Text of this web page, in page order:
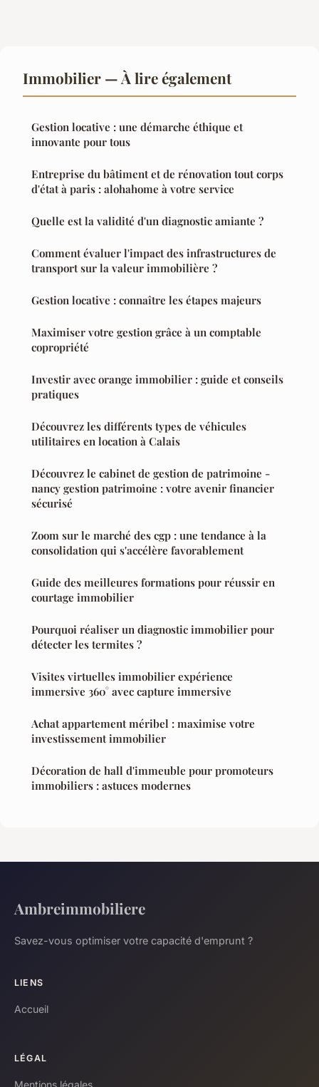
Immobilier — À lire également
Gestion locative : une démarche éthique et
innovante pour tous
Entreprise du bâtiment et de rénovation tout corps
d'état à paris : alohahome à votre service
Quelle est la validité d'un diagnostic amiante ?
Comment évaluer l'impact des infrastructures de
transport sur la valeur immobilière ?
Gestion locative : connaître les étapes majeurs
Maximiser votre gestion grâce à un comptable
copropriété
Investir avec orange immobilier : guide et conseils
pratiques
Découvrez les différents types de véhicules
utilitaires en location à Calais
Découvrez le cabinet de gestion de patrimoine -
nancy gestion patrimoine : votre avenir financier
sécurisé
Zoom sur le marché des cgp : une tendance à la
consolidation qui s'accélère favorablement
Guide des meilleures formations pour réussir en
courtage immobilier
Pourquoi réaliser un diagnostic immobilier pour
détecter les termites ?
Visites virtuelles immobilier expérience
immersive 360° avec capture immersive
Achat appartement méribel : maximise votre
investissement immobilier
Décoration de hall d'immeuble pour promoteurs
immobiliers : astuces modernes
Ambreimmobiliere
Savez-vous optimiser votre capacité d'emprunt ?
LIENS
Accueil
LÉGAL